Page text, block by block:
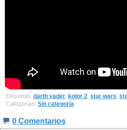
Etiquetas: darth vader, kotor 2, star wars,
Categorías: Sin categoría
0 Comentarios